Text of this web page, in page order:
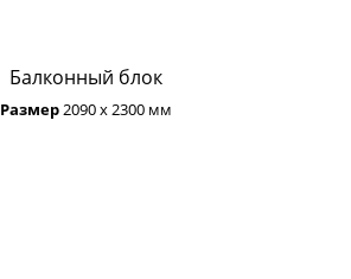
Балконный блок
Размер2090 х 2300 мм